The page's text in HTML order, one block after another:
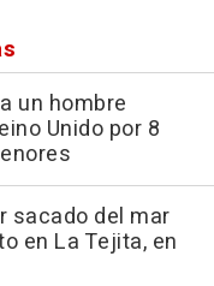
un hombre
Unido por 8
sacado del mar
en La Tejita, en